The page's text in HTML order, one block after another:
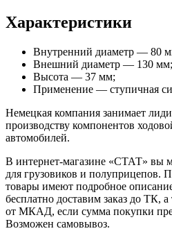
Характеристики
Внутренний диаметр — 80
Внешний диаметр — 130 мм;
Высота — 37 мм;
Применение — ступичная
Немецкая компания занимает
производству компонентов
автомобилей.
В интернет-магазине «СТАТ» вы
для грузовиков и полуприцепов.
товары имеют подробное
бесплатно доставим заказ до ТК,
от МКАД, если сумма покупки
Возможен самовывоз.